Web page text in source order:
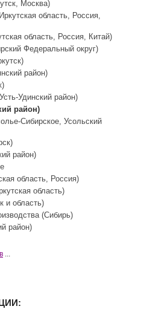
Москва)
область, Россия,
область, Россия, Китай)
Федеральный округ)
район)
Удинский район)
район)
Сибирское, Усольский
район)
область, Россия)
область)
и область)
(Сибирь)
район)
...